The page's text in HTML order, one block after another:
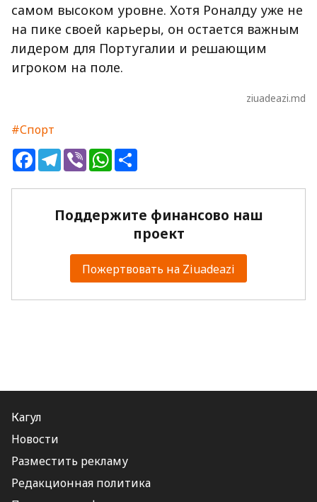
самом высоком уровне. Хотя Роналду уже не
на пике своей карьеры, он остается важным
лидером для Португалии и решающим
игроком на поле.
ziuadeazi.md
#Спорт
FacebookTelegram
ViberWhatsApp
Поддержите финансово наш
проект
Пожертвовать на Ziuadeazi
Кагул
Новости
Разместить рекламу
Редакционная политика